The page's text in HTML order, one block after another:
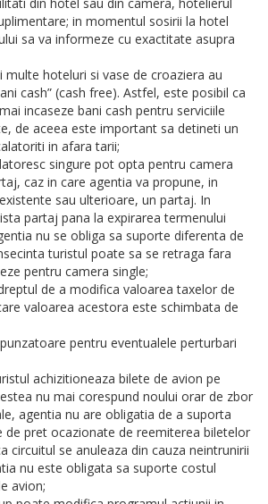
in momentul sosirii la hotel
sa va informeze cu exactitate asupra
multe hoteluri si vase de croaziera au
cash” (cash free). Astfel, este posibil ca
incaseze bani cash pentru serviciile
de aceea este important sa detineti un
in afara tarii;
singure pot opta pentru camera
caz in care agentia va propune, in
sau ulterioare, un partaj. In
partaj pana la expirarea termenului
nu se obliga sa suporte diferenta de
turistul poate sa se retraga fara
pentru camera single;
de a modifica valoarea taxelor de
valoarea acestora este schimbata de
pentru eventualele perturbari
achizitioneaza bilete de avion pe
nu mai corespund noului orar de zbor
agentia nu are obligatia de a suporta
de pret ocazionate de reemiterea biletelor
circuitul se anuleaza din cauza neintrunirii
nu este obligata sa suporte costul
avion;